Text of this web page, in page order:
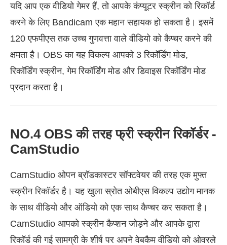
यदि आप एक वीडियो गेमर हैं, तो आपके कंप्यूटर स्क्रीन को रिकॉर्ड
करने के लिए Bandicam एक महान सहायक हो सकता है। इसमें
120 एफपीएस तक उच्च गुणवत्ता वाले वीडियो को कैप्चर करने की
क्षमता है। OBS का यह विकल्प आपको 3 रिकॉर्डिंग मोड,
रिकॉर्डिंग स्क्रीन, गेम रिकॉर्डिंग मोड और डिवाइस रिकॉर्डिंग मोड
प्रदान करता है।
NO.4 OBS की तरह फ्री स्क्रीन रिकॉर्डर -
CamStudio
CamStudio ओपन ब्रॉडकास्टर सॉफ्टवेयर की तरह एक मुफ्त
स्क्रीन रिकॉर्डर है। यह खुला स्रोत ओबीएस विकल्प उद्योग मानक
के साथ वीडियो और ऑडियो को एक साथ कैप्चर कर सकता है।
CamStudio आपको स्क्रीन कैप्शन जोड़ने और आपके द्वारा
रिकॉर्ड की गई सामग्री के शीर्ष पर अपने वेबकैम वीडियो को ओवरले